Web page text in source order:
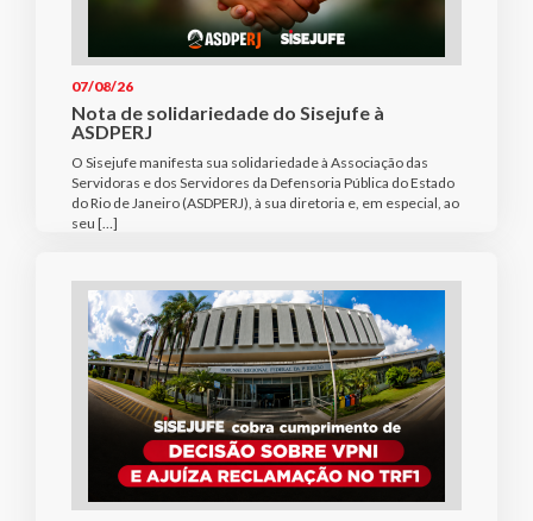
07/08/26
Nota de solidariedade do Sisejufe à
ASDPERJ
O Sisejufe manifesta sua solidariedade à Associação das
Servidoras e dos Servidores da Defensoria Pública do Estado
do Rio de Janeiro (ASDPERJ), à sua diretoria e, em especial, ao
seu […]